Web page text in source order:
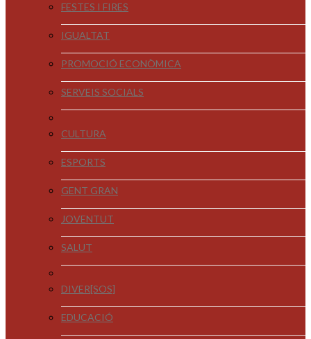
FESTES I FIRES
IGUALTAT
PROMOCIÓ ECONÒMICA
SERVEIS SOCIALS
CULTURA
ESPORTS
GENT GRAN
JOVENTUT
SALUT
DIVER[SOS]
EDUCACIÓ